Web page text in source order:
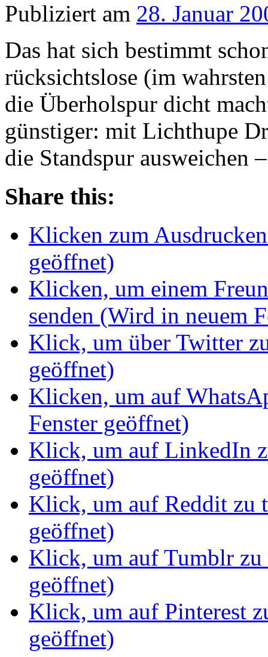
Publiziert am 28. Januar
Das hat sich bestimmt
rücksichtslose (im
die Überholspur dicht
günstiger: mit Lichthupe
die Standspur
Share this:
Klicken zum
geöffnet)
Klicken, um einem
senden (Wird in neuem
Klick, um über Twitter
geöffnet)
Klicken, um auf
Fenster geöffnet)
Klick, um auf LinkedIn
geöffnet)
Klick, um auf Reddit zu
geöffnet)
Klick, um auf Tumblr zu
geöffnet)
Klick, um auf Pinterest
geöffnet)